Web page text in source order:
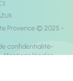
Provence © 2025 -
confidentialité
Mentions légales